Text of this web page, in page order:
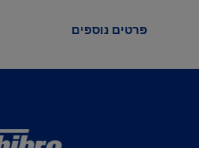
פרטים נוספים